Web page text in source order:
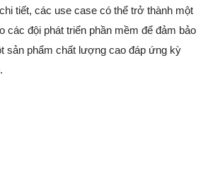
tiết, các use case có thể trở thành một
các đội phát triển phần mềm để đảm bảo
sản phẩm chất lượng cao đáp ứng kỳ